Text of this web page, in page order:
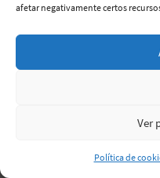
afetar negativamente certos
Ver
Política de
[info PT] SEF